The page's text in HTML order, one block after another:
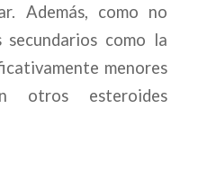
Además, como no
como la
menores
otros esteroides